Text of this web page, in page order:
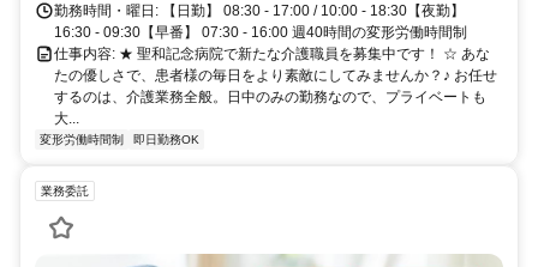
勤務時間・曜日: 【日勤】 08:30 - 17:00 / 10:00 - 18:30【夜勤】
16:30 - 09:30【早番】 07:30 - 16:00 週40時間の変形労働時間制
仕事内容: ★ 聖和記念病院で新たな介護職員を募集中です！ ☆ あな
たの優しさで、患者様の毎日をより素敵にしてみませんか？♪ お任せ
するのは、介護業務全般。日中のみの勤務なので、プライベートも
大...
変形労働時間制 即日勤務OK
業務委託